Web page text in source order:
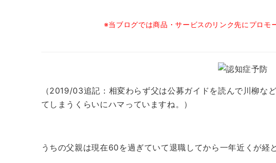
※当ブログでは商品・サービスのリンク先にプロモ
（2019/03追記：相変わらず父は公募ガイドを読んで川柳な
てしまうくらいにハマっていますね。）
うちの父親は現在60を過ぎていて退職してから一年近くが経